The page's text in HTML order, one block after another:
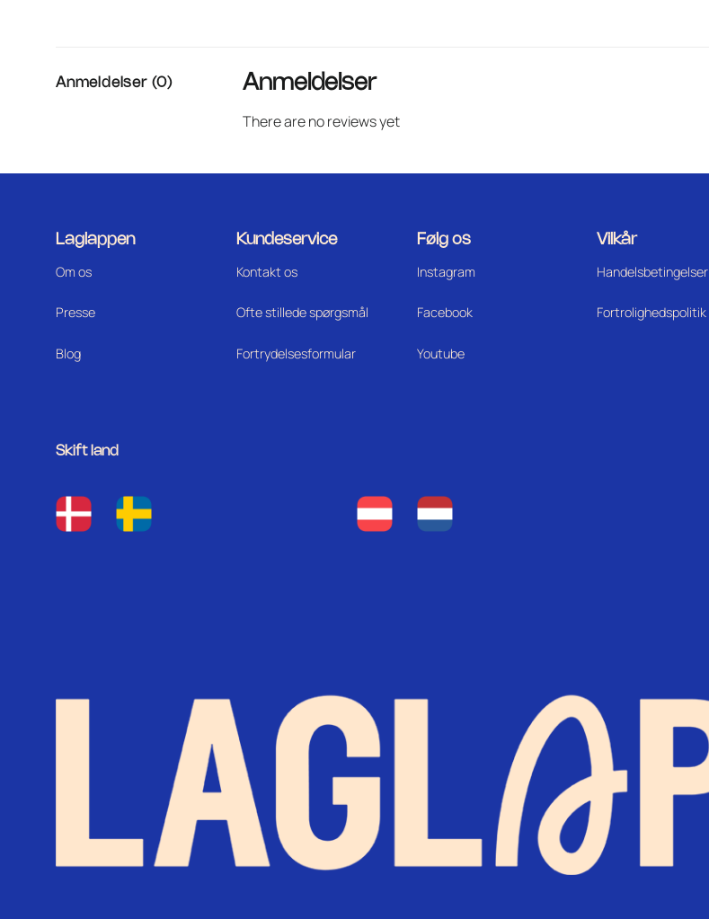
Anmeldelser (0) Anmeldelser
There are no reviews yet
Laglappen
Om os
Presse
Blog
Kundeservice
Kontakt os
Ofte stillede spørgsmål
Fortrydelsesformular
Følg os
Instagram
Facebook
Youtube
Vilkår
Handelsbetingelser
Fortrolighedspolitik
Skift land